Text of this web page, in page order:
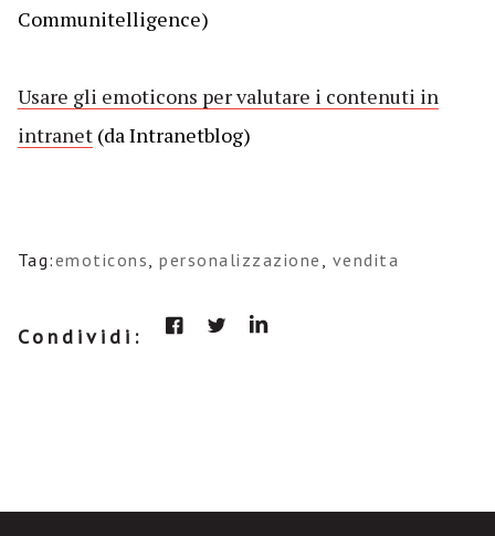
Communitelligence)
Usare gli emoticons per valutare i contenuti in
intranet(da Intranetblog)
Tag:emoticons,personalizzazione , vendita
Condividi: